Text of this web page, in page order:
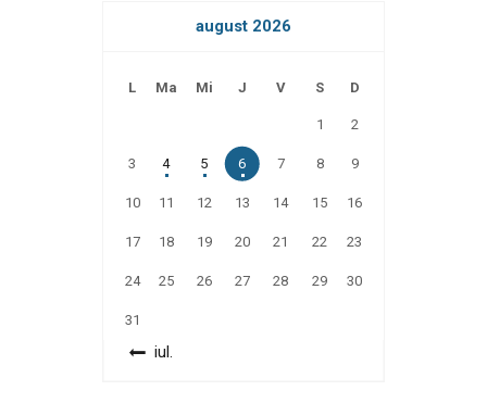
august 2026
L Ma Mi J V S D
1 2
3 4 5 6 7 8 9
10 11 12 13 14 15 16
17 18 19 20 21 22 23
24 25 26 27 28 29 30
31
« iul.